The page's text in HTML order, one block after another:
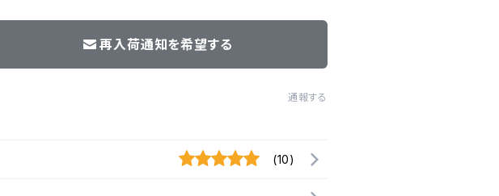
再入荷通知を希望する
通報する
(10)